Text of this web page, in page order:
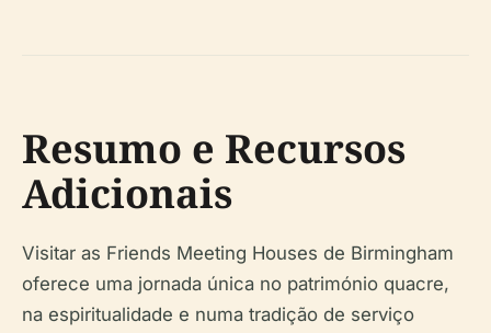
Resumo e Recursos
Adicionais
Visitar as Friends Meeting Houses de Birmingham
oferece uma jornada única no património quacre,
na espiritualidade e numa tradição de serviço